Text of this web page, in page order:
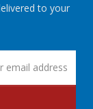
to your